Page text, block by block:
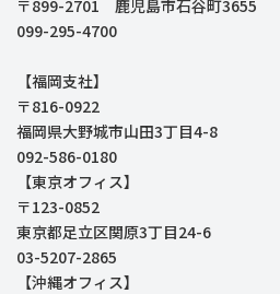
〒899-2701 鹿児島市石谷町3655
099-295-4700
【福岡支社】
〒816-0922
福岡県大野城市山田3丁目4-8
092-586-0180
【東京オフィス】
〒123-0852
東京都足立区関原3丁目24-6
03-5207-2865
【沖縄オフィス】